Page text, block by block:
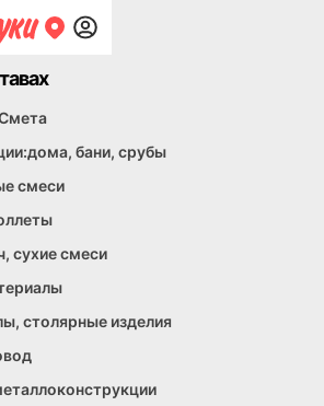
бани, срубы
смеси
сухие смеси
столярные изделия
и канализация
материалы. Кирпич,
мягкая кровля
Метизы